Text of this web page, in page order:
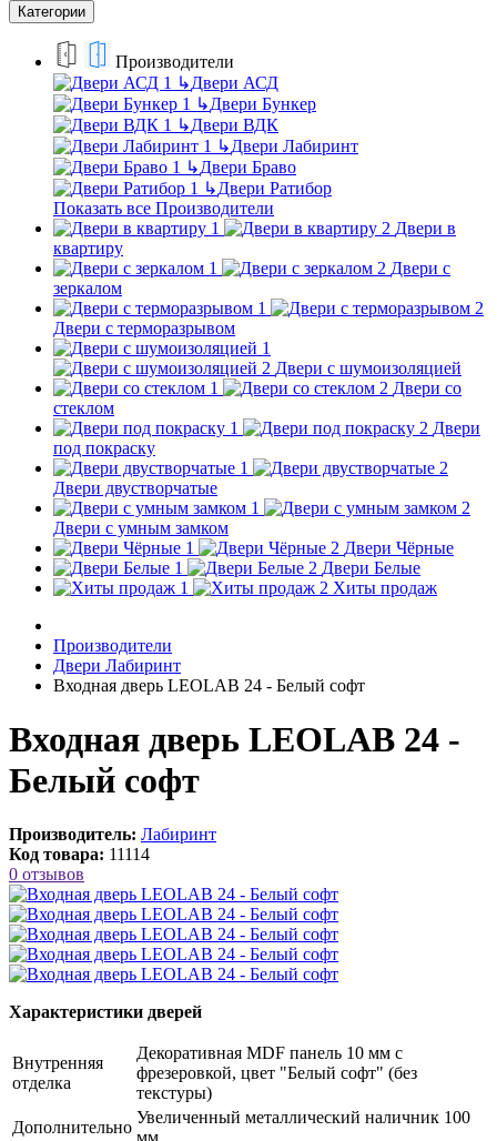
Категории
Производители
↳Двери АСД
↳Двери Бункер
↳Двери ВДК
↳Двери Лабиринт
↳Двери Браво
↳Двери Ратибор
Показать все Производители
Двери в
квартиру
Двери с
зеркалом
Двери с терморазрывом
Двери с шумоизоляцией
Двери со
стеклом
Двери
под покраску
Двери двустворчатые
Двери с умным замком
Двери Чёрные
Двери Белые
Хиты продаж
Производители
Двери Лабиринт
Входная дверь LEOLAB 24 - Белый софт
Входная дверь LEOLAB 24 -
Белый софт
Производитель: Лабиринт
Код товара: 11114
0 отзывов
Характеристики дверей
Внутренняя
отделка
Декоративная MDF панель 10 мм с
фрезеровкой, цвет "Белый софт" (без
текстуры)
Дополнительно
Увеличенный металлический наличник 100